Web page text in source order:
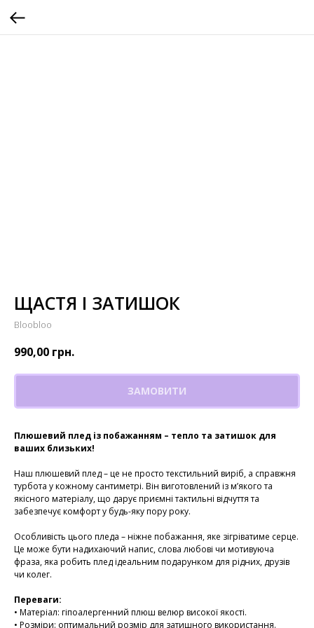
ЩАСТЯ І ЗАТИШОК
Bloobloo
990,00 грн.
ЗАМОВИТИ
Плюшевий плед із побажанням – тепло та затишок для
ваших близьких!
Наш плюшевий плед – це не просто текстильний виріб, а справжня
турбота у кожному сантиметрі. Він виготовлений із м’якого та
якісного матеріалу, що дарує приємні тактильні відчуття та
забезпечує комфорт у будь-яку пору року.
Особливість цього пледа – ніжне побажання, яке зігріватиме серце.
Це може бути надихаючий напис, слова любові чи мотивуюча
фраза, яка робить плед ідеальним подарунком для рідних, друзів
чи колег.
Переваги:
• Матеріал: гіпоалергенний плюш велюр високої якості.
• Розміри: оптимальний розмір для затишного використання.